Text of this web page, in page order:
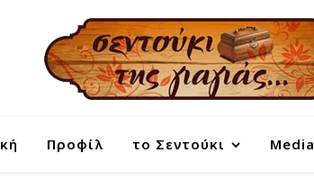
Προφίλ το Σεντούκι Media